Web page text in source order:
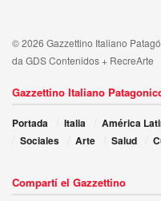
© 2026 Gazzettino Italiano
da GDS Contenidos + RecreArte
Gazzettino Italiano
Portada Italia América
Sociales
Arte Salud
Compartí el Gazzettino